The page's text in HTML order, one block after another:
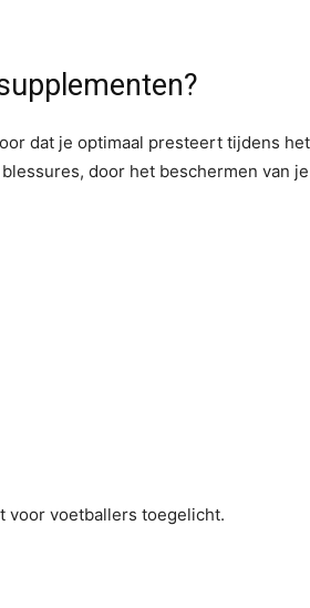
dat je optimaal presteert tijdens
door het beschermen van
voor voetballers toegelicht.